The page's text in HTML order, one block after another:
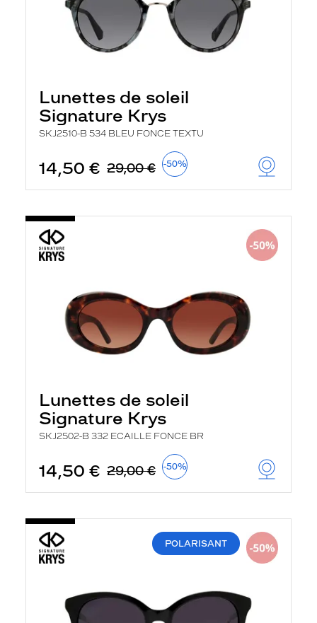
Lunettes de soleil
Signature Krys
SKJ2510-B 534 BLEU FONCE TEXTU
14,50 € 29,00 € -50%
Lunettes de soleil
Signature Krys
SKJ2502-B 332 ECAILLE FONCE BR
14,50 € 29,00 € -50%
POLARISANT